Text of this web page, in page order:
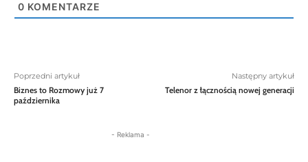
0 KOMENTARZE
Poprzedni artykuł
Biznes to Rozmowy już 7
października
Następny artykuł
Telenor z łącznością nowej generacji
- Reklama -